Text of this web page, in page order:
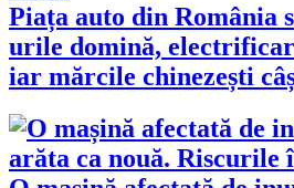
Piața auto din România
urile domină,
iar mărcile chinezești